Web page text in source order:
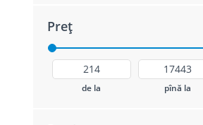
Preț
de la pînă la